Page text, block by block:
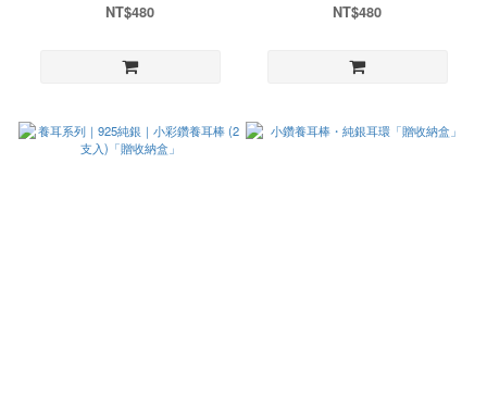
NT$480 NT$480